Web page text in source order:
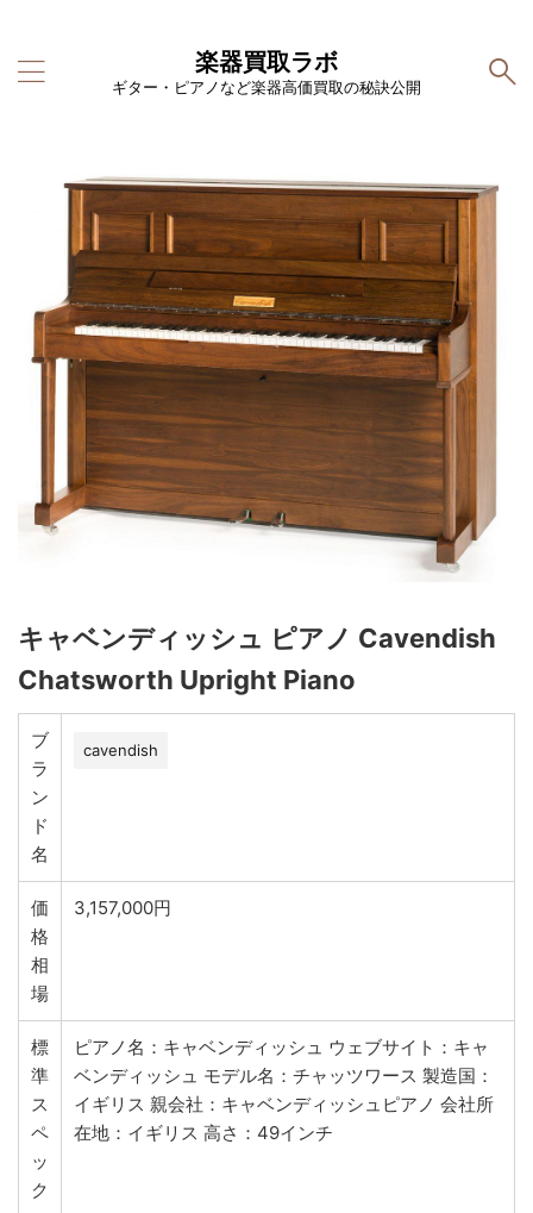
楽器買取ラボ
ギター・ピアノなど楽器高価買取の秘訣公開
キャベンディッシュ ピアノ Cavendish
Chatsworth Upright Piano
ブ
ラ
ン
ド
名
cavendish
価
格
相
場
3,157,000円
標
準
ス
ペ
ッ
ク
ピアノ名：キャベンディッシュ ウェブサイト：キャ
ベンディッシュ モデル名：チャッツワース 製造国：
イギリス 親会社：キャベンディッシュピアノ 会社所
在地：イギリス 高さ：49インチ